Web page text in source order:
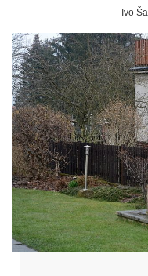
Ivo